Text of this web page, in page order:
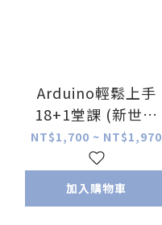
Arduino輕鬆上手
18+1堂課 (新世代
UNO R4 性能大躍進)
NT$1,700 ~ NT$1,970
加入購物車